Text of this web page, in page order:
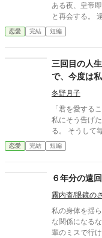
ある夜、皇帝
と再会する。 遠い存在になったはずの彼。 けれど、その夜をきっ
かけに月鈴の運命は大き
なぜか彼女だ
恋愛 完結 短編
三回目の人
で、今度は
冬野月子
「君を愛する
私にそう告げ
る。 そうして毎回同
した二回目。
恋愛 完結 短編
６年分の遠
霧内杳/眼鏡の
私の身体を揺
な関係になるなんて思いも
輩のミスで行けたのは本当